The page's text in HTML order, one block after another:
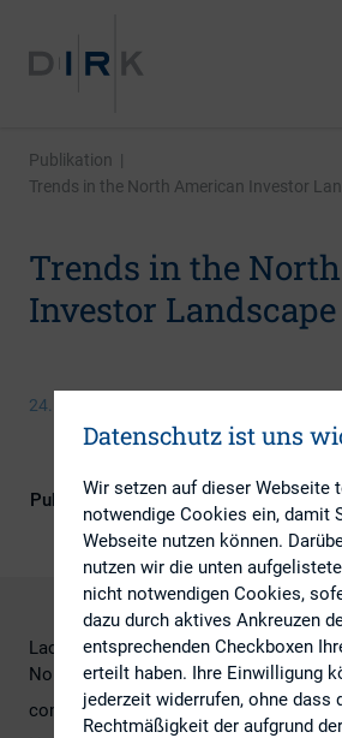
Publikation |
Trends in the North American Investor
Trends in the
Investor Landscape
24. Oktober 2014
Publikationsform Externe
Lack of corporate access is limiting
North American
companies, BNY Mellon investor survey
Datenschutz ist uns
Wir setzen auf dieser Webseite
notwendige Cookies ein, damit
Webseite nutzen können.
nutzen wir die unten
nicht notwendigen Cookies,
dazu durch aktives Ankreuzen
entsprechenden Checkboxen
erteilt haben. Ihre Einwilligung
jederzeit widerrufen, ohne dass
Rechtmäßigkeit der aufgrund